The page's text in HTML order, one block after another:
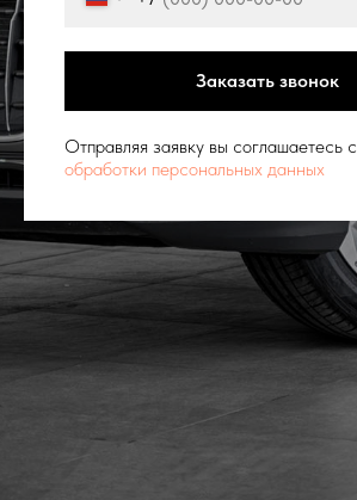
Заказать звонок
Отправляя заявку вы соглашаетесь с
обработки персональных данных